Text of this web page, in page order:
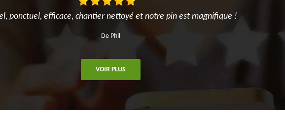
ponctuel, efficace, chantier nettoyé et notre pin est magnifique !
De Phil
VOIR PLUS